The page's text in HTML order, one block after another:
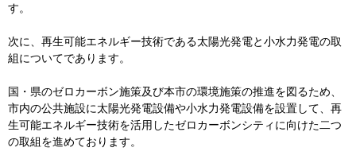
す。
次に、再生可能エネルギー技術である太陽光発電と小水力発電の取
組についてであります。
国・県のゼロカーボン施策及び本市の環境施策の推進を図るため、
市内の公共施設に太陽光発電設備や小水力発電設備を設置して、再
生可能エネルギー技術を活用したゼロカーボンシティに向けた二つ
の取組を進めております。